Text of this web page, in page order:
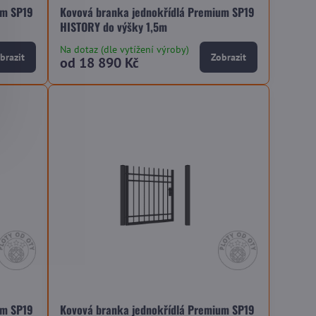
SP19
Kovová branka jednokřídlá Premium SP19
HISTORY do výšky 1,5m
Na dotaz (dle vytížení výroby)
od 18 890 Kč Zobrazit
SP19
Kovová branka jednokřídlá Premium SP19